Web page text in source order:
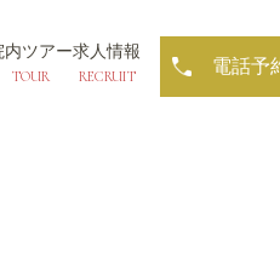
内ツアー
TOUR
求人情報
RECRUIT 電話予